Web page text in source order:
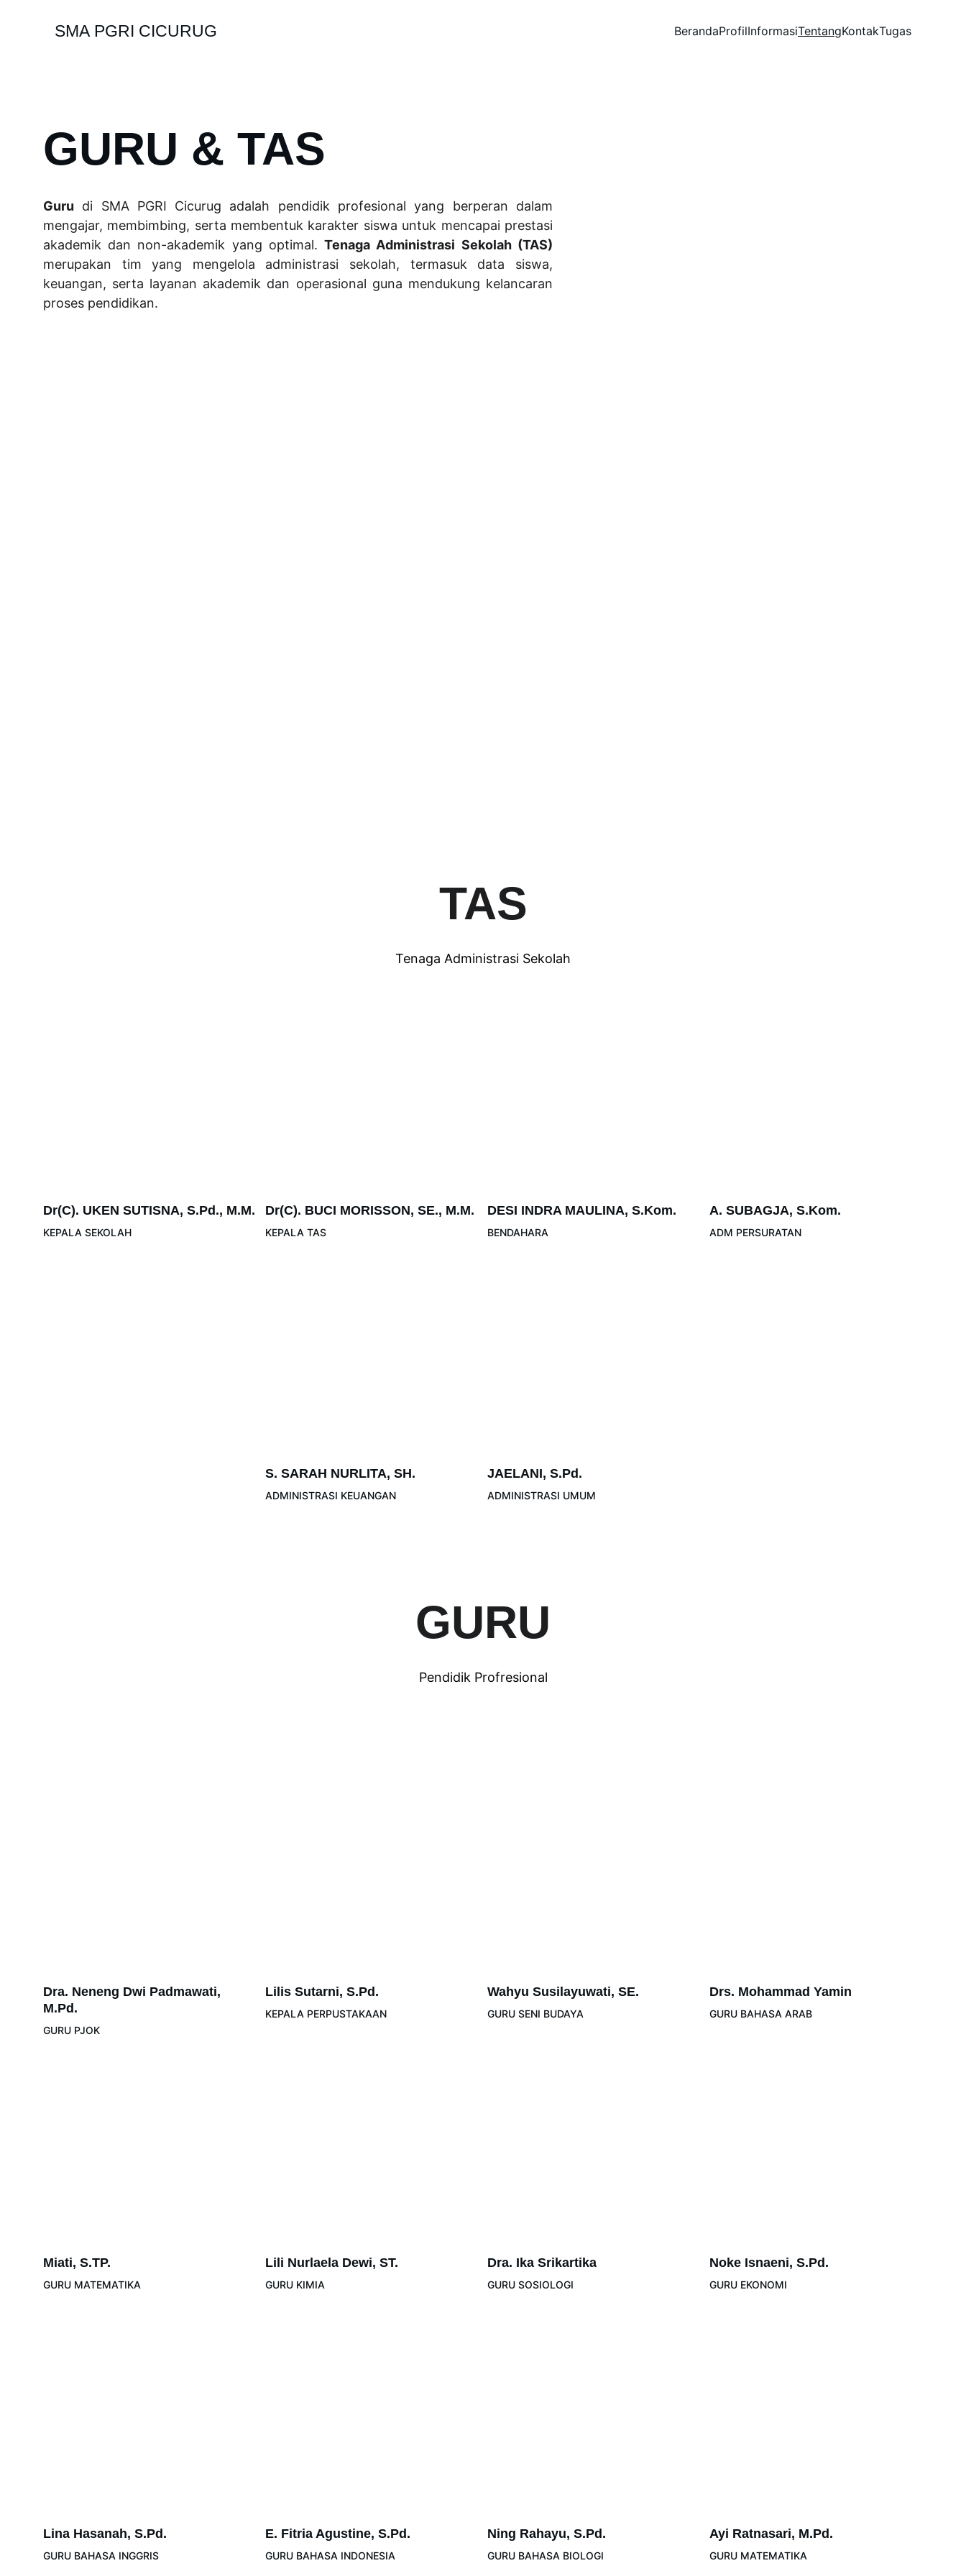
SMA PGRI CICURUG BerandaProfilInformasiTentangKontakTugas
GURU & TAS
Guru di SMA PGRI Cicurug adalah pendidik profesional yang berperan dalam
mengajar, membimbing, serta membentuk karakter siswa untuk mencapai prestasi
akademik dan non-akademik yang optimal.Tenaga Administrasi Sekolah (TAS)
merupakan tim yang mengelola administrasi sekolah, termasuk data siswa,
keuangan, serta layanan akademik dan operasional guna mendukung kelancaran
proses pendidikan.
TAS
Tenaga Administrasi Sekolah
Dr(C). UKEN SUTISNA, S.Pd., M.M.
KEPALA SEKOLAH
DESI INDRA MAULINA, S.Kom.
BENDAHARA
A. SUBAGJA, S.Kom.
ADM PERSURATAN
Dr(C). BUCI MORISSON, SE., M.M.
KEPALA TAS
S. SARAH NURLITA, SH.
ADMINISTRASI KEUANGAN
JAELANI, S.Pd.
ADMINISTRASI UMUM
GURU
Pendidik Profresional
Dra. Neneng Dwi Padmawati,
M.Pd.
GURU PJOK
Lilis Sutarni, S.Pd.
KEPALA PERPUSTAKAAN
Wahyu Susilayuwati, SE.
GURU SENI BUDAYA
Drs. Mohammad Yamin
GURU BAHASA ARAB
Miati, S.TP.
GURU MATEMATIKA
Lili Nurlaela Dewi, ST.
GURU KIMIA
Dra. Ika Srikartika
GURU SOSIOLOGI
Noke Isnaeni, S.Pd.
GURU EKONOMI
Lina Hasanah, S.Pd.
GURU BAHASA INGGRIS
E. Fitria Agustine, S.Pd.
GURU BAHASA INDONESIA
Ning Rahayu, S.Pd.
GURU BAHASA BIOLOGI
Ayi Ratnasari, M.Pd.
GURU MATEMATIKA